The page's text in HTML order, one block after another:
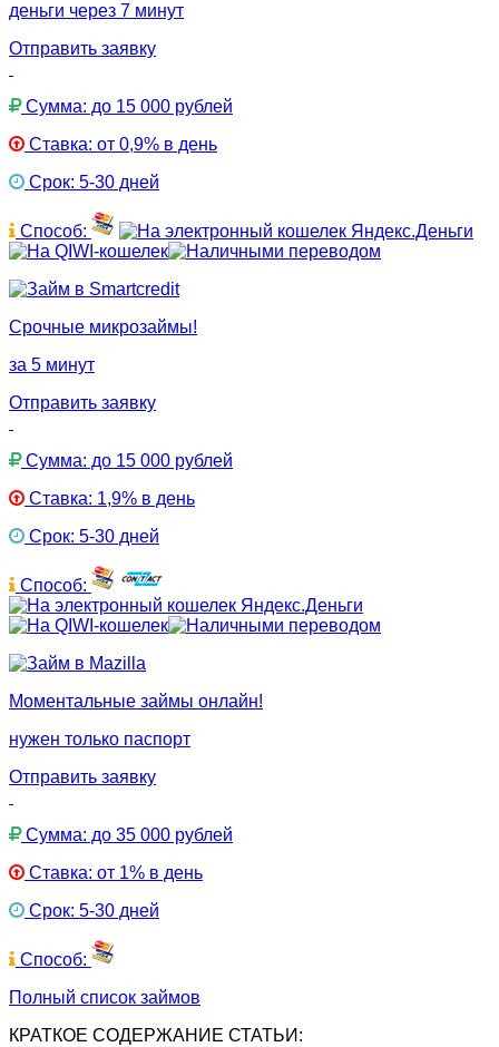
деньги через 7 минут
Отправить заявку
Сумма: до 15 000 рублей
Ставка: от 0,9% в день
Срок: 5-30 дней
Способ:
Срочные микрозаймы!
за 5 минут
Отправить заявку
Сумма: до 15 000 рублей
Ставка: 1,9% в день
Срок: 5-30 дней
Способ:
Моментальные займы онлайн!
нужен только паспорт
Отправить заявку
Сумма: до 35 000 рублей
Ставка: от 1% в день
Срок: 5-30 дней
Способ:
Полный список займов
КРАТКОЕ СОДЕРЖАНИЕ СТАТЬИ: